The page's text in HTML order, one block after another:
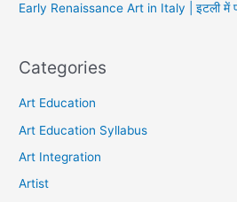
Early Renaissance Art in Italy | इटली में
Categories
Art Education
Art Education Syllabus
Art Integration
Artist